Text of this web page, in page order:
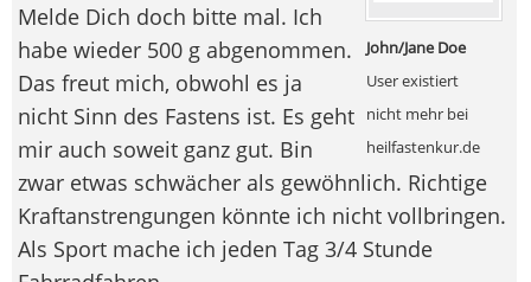
John/Jane Doe
User existiert
nicht mehr bei
heilfastenkur.de
Melde Dich doch bitte mal. Ich
habe wieder 500 g abgenommen.
Das freut mich, obwohl es ja
nicht Sinn des Fastens ist. Es geht
mir auch soweit ganz gut. Bin
zwar etwas schwächer als gewöhnlich. Richtige
Kraftanstrengungen könnte ich nicht vollbringen.
Als Sport mache ich jeden Tag 3/4 Stunde